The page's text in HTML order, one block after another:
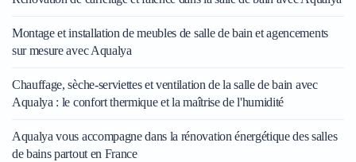
Montage et installation de meubles de salle de bain et agencements
sur mesure avec Aqualya
Chauffage, sèche-serviettes et ventilation de la salle de bain avec
Aqualya : le confort thermique et la maîtrise de l'humidité
Aqualya vous accompagne dans la rénovation énergétique des salles
de bains partout en France